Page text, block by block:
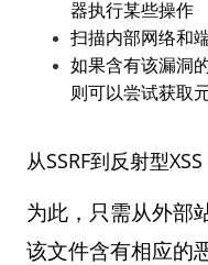
器执行某些操作
扫描内部网络和
如果含有该漏洞
则可以尝试获取
从SSRF到反射型XSS
为此，只需从外部
该文件含有相应的